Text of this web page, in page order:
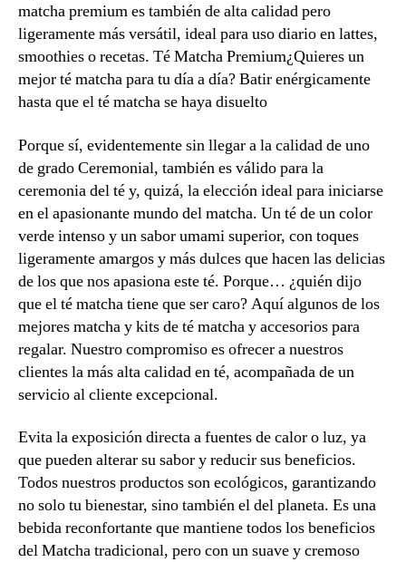
matcha premium es también de alta calidad pero
ligeramente más versátil, ideal para uso diario en lattes,
smoothies o recetas. Té Matcha Premium¿Quieres un
mejor té matcha para tu día a día? Batir enérgicamente
hasta que el té matcha se haya disuelto
Porque sí, evidentemente sin llegar a la calidad de uno
de grado Ceremonial, también es válido para la
ceremonia del té y, quizá, la elección ideal para iniciarse
en el apasionante mundo del matcha. Un té de un color
verde intenso y un sabor umami superior, con toques
ligeramente amargos y más dulces que hacen las delicias
de los que nos apasiona este té. Porque… ¿quién dijo
que el té matcha tiene que ser caro? Aquí algunos de los
mejores matcha y kits de té matcha y accesorios para
regalar. Nuestro compromiso es ofrecer a nuestros
clientes la más alta calidad en té, acompañada de un
servicio al cliente excepcional.
Evita la exposición directa a fuentes de calor o luz, ya
que pueden alterar su sabor y reducir sus beneficios.
Todos nuestros productos son ecológicos, garantizando
no solo tu bienestar, sino también el del planeta. Es una
bebida reconfortante que mantiene todos los beneficios
del Matcha tradicional, pero con un suave y cremoso